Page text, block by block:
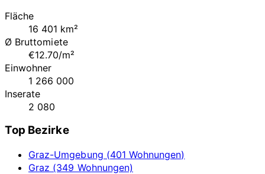
Fläche
16 401 km²
Ø Bruttomiete
€12.70/m²
Einwohner
1 266 000
Inserate
2 080
Top Bezirke
Graz-Umgebung (401 Wohnungen)
Graz (349 Wohnungen)